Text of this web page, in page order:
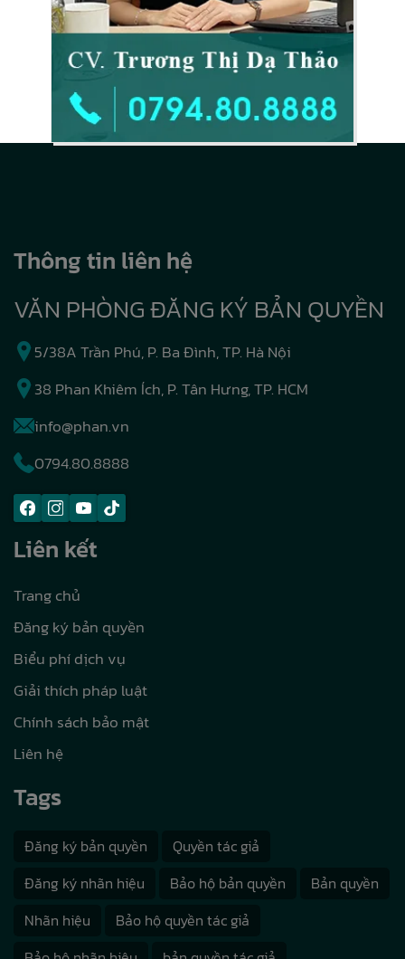
Thông tin liên hệ
VĂN PHÒNG ĐĂNG KÝ BẢN QUYỀN
5/38A Trần Phú, P. Ba Đình, TP. Hà Nội
38 Phan Khiêm Ích, P. Tân Hưng, TP. HCM
info@phan.vn
0794.80.8888
Liên kết
Trang chủ
Đăng ký bản quyền
Biểu phí dịch vụ
Giải thích pháp luật
Chính sách bảo mật
Liên hệ
Tags
Đăng ký bản quyền
Quyền tác giả
Đăng ký nhãn hiệu
Bảo hộ bản quyền
Bản quyền
Nhãn hiệu
Bảo hộ quyền tác giả